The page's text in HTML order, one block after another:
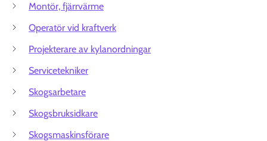
Montör, fjärrvärme
Operatör vid kraftverk
Projekterare av kylanordningar
Servicetekniker
Skogsarbetare
Skogsbruksidkare
Skogsmaskinsförare